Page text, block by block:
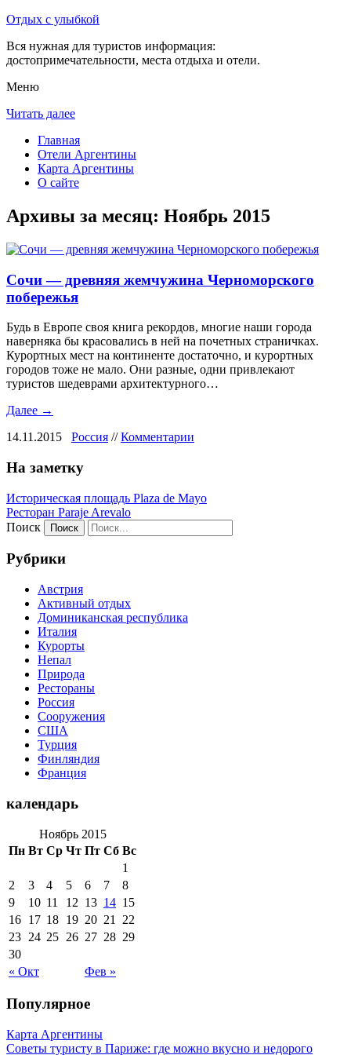
Отдых с улыбкой
Вся нужная для туристов информация:
достопримечательности, места отдыха и отели.
Меню
Читать далее
Главная
Отели Аргентины
Карта Аргентины
О сайте
Архивы за месяц: Ноябрь 2015
Сочи — древняя жемчужина Черноморского
побережья
Будь в Европе своя книга рекордов, многие наши города
наверняка бы красовались в ней на почетных страничках.
Курортных мест на континенте достаточно, и курортных
городов тоже не мало. Они разные, одни привлекают
туристов шедеврами архитектурного…
Далее →
14.11.2015 Россия //Комментарии
На заметку
Историческая площадь Plaza de Mayo
Ресторан Paraje Arevalo
Поиск
Рубрики
Австрия
Активный отдых
Доминиканская республика
Италия
Курорты
Непал
Природа
Рестораны
Россия
Сооружения
США
Турция
Финляндия
Франция
календарь
Ноябрь 2015
Пн Вт Ср Чт Пт Сб Вс
« Окт Фев »
1
2
3 4 5 6 7
8
9
10 11 12 13 14 15
16 17 18 19 20 21
22
23 24 25 26 27 28 29
30
Популярное
Карта Аргентины
Советы туристу в Париже: где можно вкусно и недорого